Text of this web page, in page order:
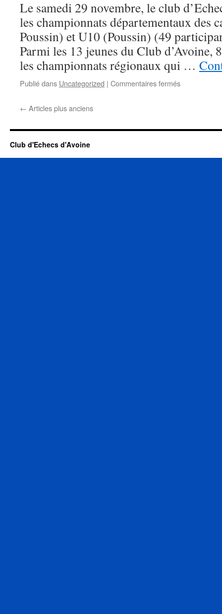
Le samedi 29 novembre, le club
les championnats départementaux des
Poussin) et U10 (Poussin) (49
Parmi les 13 jeunes du Club d’Avoine,
les championnats régionaux qui …
Publié dans Uncategorized | Commentaires ferméssur
des
← Articles plus anciens
Club d'Echecs d'Avoine